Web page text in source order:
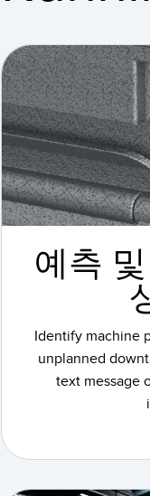
예측
Identify machine
unplanned
text message